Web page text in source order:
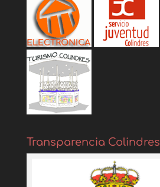
Transparencia Colindres